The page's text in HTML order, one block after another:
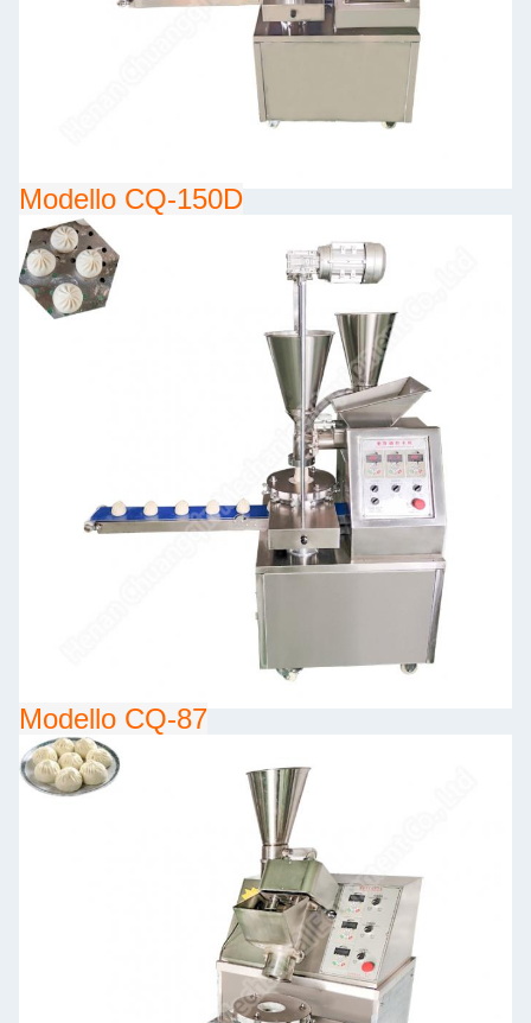
Modello CQ-150D
Modello CQ-87